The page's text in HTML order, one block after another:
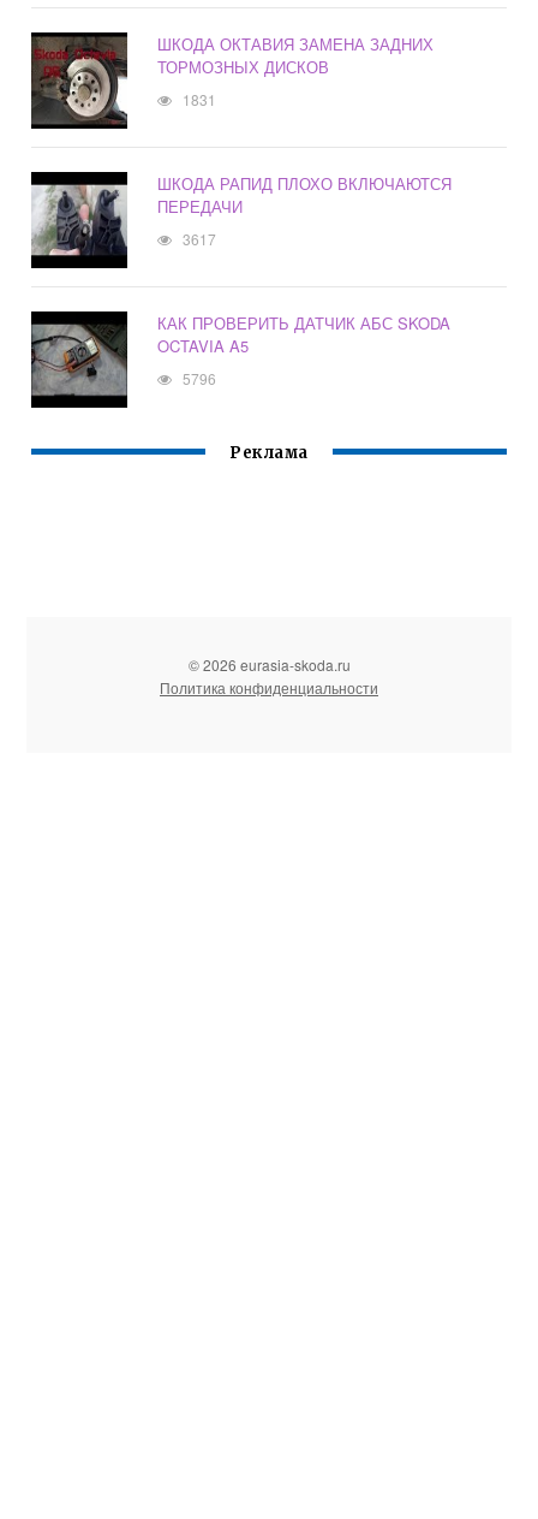
ШКОДА ОКТАВИЯ ЗАМЕНА ЗАДНИХ
ТОРМОЗНЫХ ДИСКОВ
1831
ШКОДА РАПИД ПЛОХО ВКЛЮЧАЮТСЯ
ПЕРЕДАЧИ
3617
КАК ПРОВЕРИТЬ ДАТЧИК АБС SKODA
OCTAVIA A5
5796
Реклама
© 2026 eurasia-skoda.ru
Политика конфиденциальности